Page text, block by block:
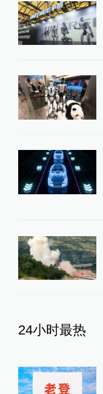
24小时最热